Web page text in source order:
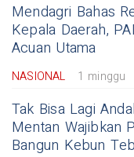
Mendagri Bahas
Kepala Daerah,
Acuan Utama
NASIONAL 1 minggu
Tak Bisa Lagi
Mentan Wajibkan
Bangun Kebun